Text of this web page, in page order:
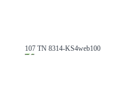
107 TN 8314-KS4web100